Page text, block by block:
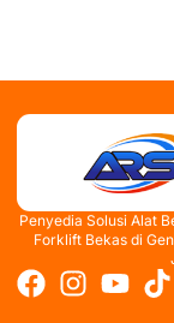
Penyedia Solusi Alat
Forklift Bekas di